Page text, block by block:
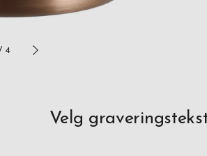
4
Velg